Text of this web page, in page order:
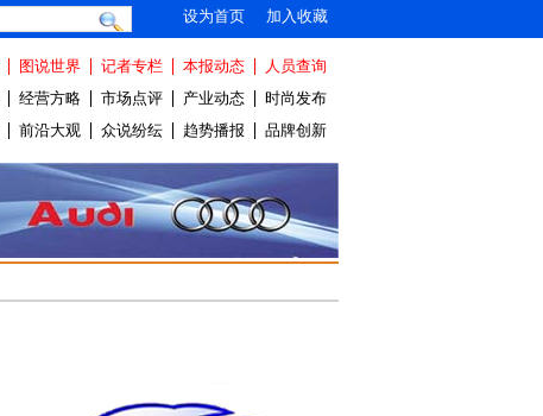
加入收藏
设为首页
图说世界 记者专栏 本报动态
人员查询
经营方略 市场点评 产业动态
时尚发布
前沿大观 众说纷纭 趋势播报 品牌创新